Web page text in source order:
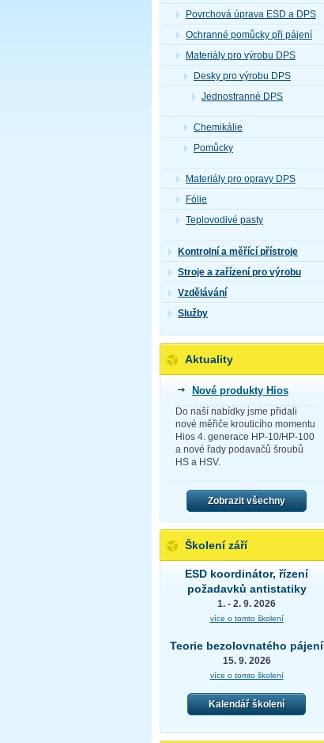
Povrchová úprava ESD a DPS
Ochranné pomůcky při pájení
Materiály pro výrobu DPS
Desky pro výrobu DPS
Jednostranné DPS
Chemikálie
Pomůcky
Materiály pro opravy DPS
Fólie
Teplovodivé pasty
Kontrolní a měřící přístroje
Stroje a zařízení pro výrobu
Vzdělávání
Služby
Aktuality
Nové produkty Hios
Do naší nabídky jsme přidali
nové měřiče krouticího momentu
Hios 4. generace HP-10/HP-100
a nové řady podavačů šroubů
HS a HSV.
Zobrazit všechny
Školení září
ESD koordinátor, řízení
požadavků antistatiky
1. - 2. 9. 2026
více o tomto školení
Teorie bezolovnatého pájení
15. 9. 2026
více o tomto školení
Kalendář školení